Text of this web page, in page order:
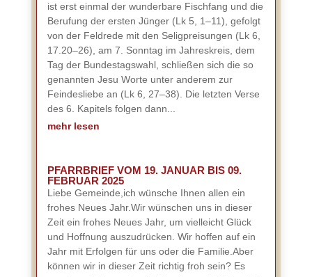
ist erst einmal der wunderbare Fischfang und die
Berufung der ersten Jünger (Lk 5, 1–11), gefolgt
von der Feldrede mit den Seligpreisungen (Lk 6,
17.20–26), am 7. Sonntag im Jahreskreis, dem
Tag der Bundestagswahl, schließen sich die so
genannten Jesu Worte unter anderem zur
Feindesliebe an (Lk 6, 27–38). Die letzten Verse
des 6. Kapitels folgen dann...
mehr lesen
PFARRBRIEF VOM 19. JANUAR BIS 09.
FEBRUAR 2025
Liebe Gemeinde,ich wünsche Ihnen allen ein
frohes Neues Jahr.Wir wünschen uns in dieser
Zeit ein frohes Neues Jahr, um vielleicht Glück
und Hoffnung auszudrücken. Wir hoffen auf ein
Jahr mit Erfolgen für uns oder die Familie.Aber
können wir in dieser Zeit richtig froh sein? Es